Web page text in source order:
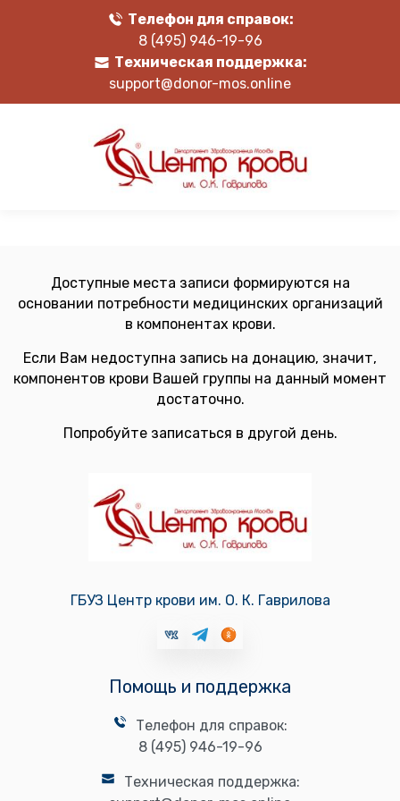
Телефон для справок:
8 (495) 946-19-96
Техническая поддержка:
support@donor-mos.online
Доступные места записи формируются на
основании потребности медицинских организаций
в компонентах крови.
Если Вам недоступна запись на донацию, значит,
компонентов крови Вашей группы на данный момент
достаточно.
Попробуйте записаться в другой день.
ГБУЗ Центр крови им. О. К. Гаврилова
Помощь и поддержка
Телефон для справок:
8 (495) 946-19-96
Техническая поддержка: